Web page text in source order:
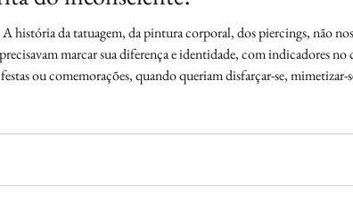
história da tatuagem, da pintura corporal, dos piercings, não
marcar sua diferença e identidade, com indicadores
ou comemorações, quando queriam disfarçar-se,